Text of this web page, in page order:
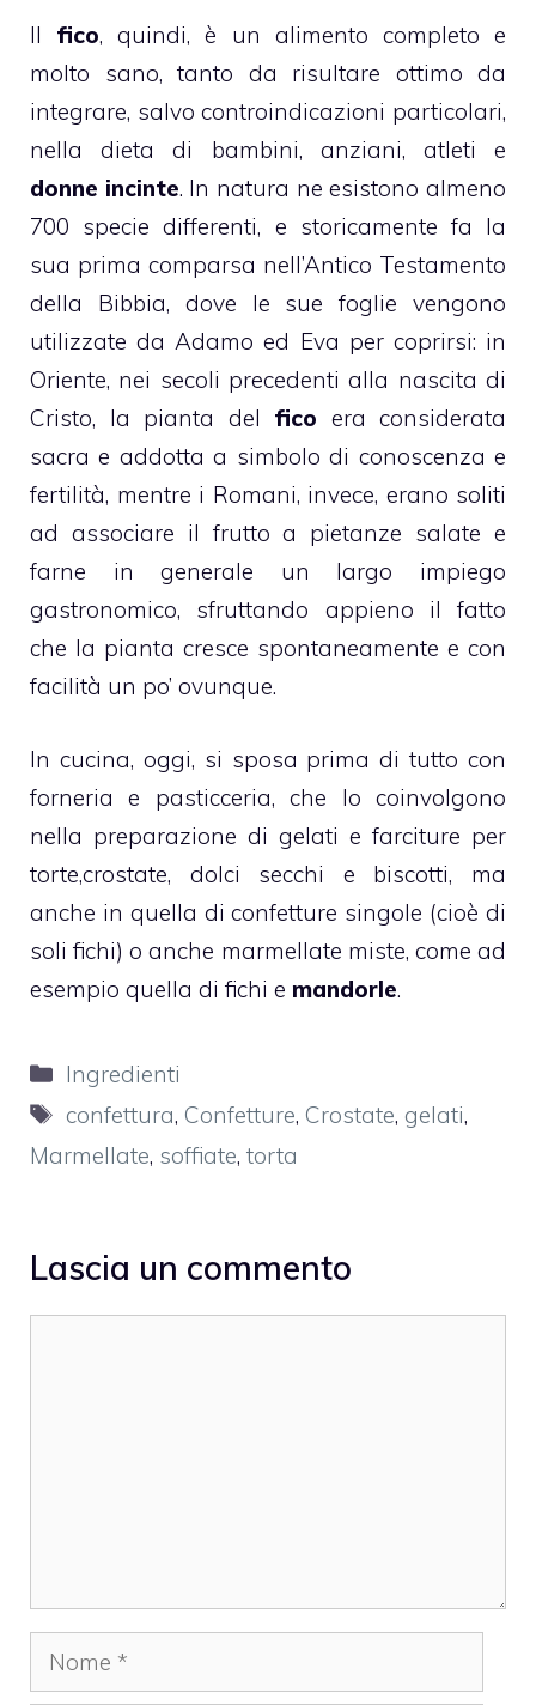
Il fico, quindi, è un alimento completo e
molto sano, tanto da risultare ottimo da
integrare, salvo controindicazioni particolari,
nella dieta di bambini, anziani, atleti e
donne incinte. In natura ne esistono almeno
700 specie differenti, e storicamente fa la
sua prima comparsa nell’Antico Testamento
della Bibbia, dove le sue foglie vengono
utilizzate da Adamo ed Eva per coprirsi: in
Oriente, nei secoli precedenti alla nascita di
Cristo, la pianta del fico era considerata
sacra e addotta a simbolo di conoscenza e
fertilità, mentre i Romani, invece, erano soliti
ad associare il frutto a pietanze salate e
farne in generale un largo impiego
gastronomico, sfruttando appieno il fatto
che la pianta cresce spontaneamente e con
facilità un po’ ovunque.
In cucina, oggi, si sposa prima di tutto con
forneria e pasticceria, che lo coinvolgono
nella preparazione di gelati e farciture per
torte,crostate, dolci secchi e biscotti, ma
anche in quella di confetture singole (cioè di
soli fichi) o anche marmellate miste, come ad
esempio quella di fichi e mandorle.
Categorie
Ingredienti
Tag
confettura, Confetture, Crostate, gelati,
Marmellate, soffiate, torta
Lascia un commento
Nome